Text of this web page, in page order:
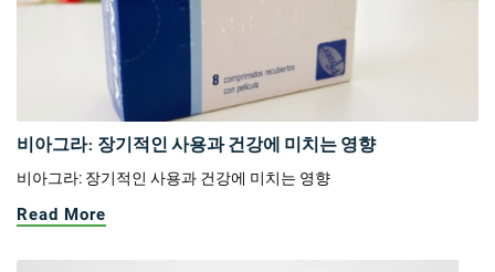
비아그라: 장기적인 사용과 건강에 미치는 영향
비아그라: 장기적인 사용과 건강에 미치는 영향
Read More